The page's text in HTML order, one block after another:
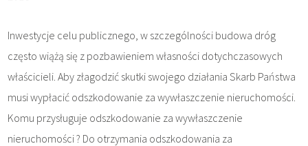
Inwestycje celu publicznego, w szczególności budowa dróg
często wiążą się z pozbawieniem własności dotychczasowych
właścicieli. Aby złagodzić skutki swojego działania Skarb Państwa
musi wypłacić odszkodowanie za wywłaszczenie nieruchomości.
Komu przysługuje odszkodowanie za wywłaszczenie
nieruchomości ? Do otrzymania odszkodowania za